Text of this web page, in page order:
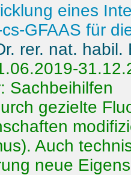
eines
GFAAS für
rer. nat.
Sachbeihilfen
gezielte
Auch
neue